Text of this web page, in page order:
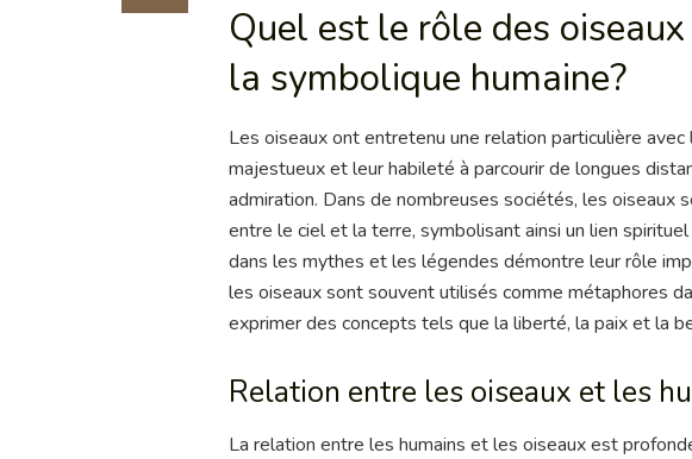
Quel est le rôle des
la symbolique humaine?
Les oiseaux ont entretenu une relation particulière
majestueux et leur habileté à parcourir de longues
admiration. Dans de nombreuses sociétés, les oiseaux
entre le ciel et la terre, symbolisant ainsi un lien
dans les mythes et les légendes démontre leur rôle
les oiseaux sont souvent utilisés comme métaphores
exprimer des concepts tels que la liberté, la paix et la
Relation entre les oiseaux et les
La relation entre les humains et les oiseaux est